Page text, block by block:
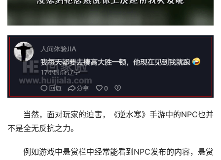
当然，面对玩家的迫害，《逆水寒》手游中的NPC也并
不是全无反抗之力。
例如游戏中悬赏栏中经常能看到NPC发布的内容，悬赏